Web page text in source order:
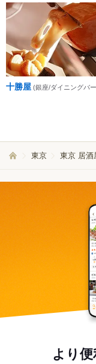
十勝屋 (銀座/ダイニングバ
東京 東京 居酒
より